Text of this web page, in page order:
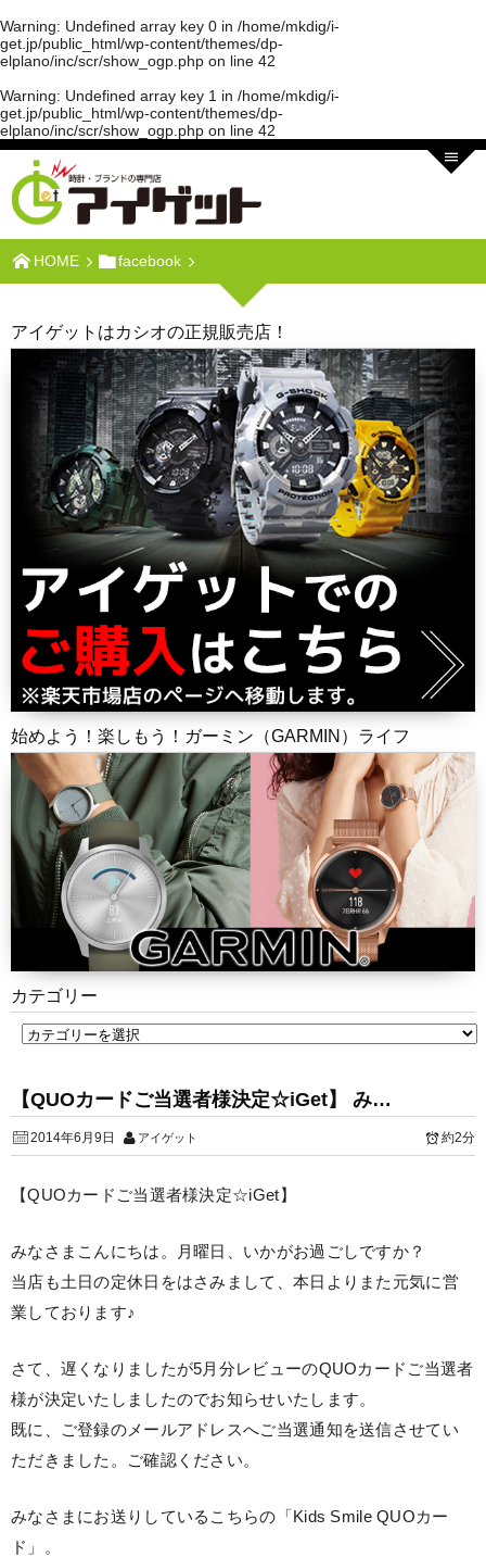
Warning: Undefined array key 0 in /home/mkdig/i-
get.jp/public_html/wp-content/themes/dp-
elplano/inc/scr/show_ogp.php on line 42
Warning: Undefined array key 1 in /home/mkdig/i-
get.jp/public_html/wp-content/themes/dp-
elplano/inc/scr/show_ogp.php on line 42
HOME facebook
アイゲットはカシオの正規販売店！
始めよう！楽しもう！ガーミン（GARMIN）ライフ
カテゴリー
【QUOカードご当選者様決定☆iGet】 み…
2014年6月9日 アイゲット 約2分
【QUOカードご当選者様決定☆iGet】
みなさまこんにちは。月曜日、いかがお過ごしですか？
当店も土日の定休日をはさみまして、本日よりまた元気に営
業しております♪
さて、遅くなりましたが5月分レビューのQUOカードご当選者
様が決定いたしましたのでお知らせいたします。
既に、ご登録のメールアドレスへご当選通知を送信させてい
ただきました。ご確認ください。
みなさまにお送りしているこちらの「Kids Smile QUOカー
ド」。